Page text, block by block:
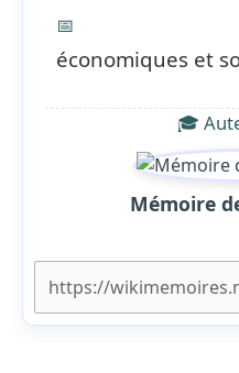
📅
économiques et
🎓
Mémoire